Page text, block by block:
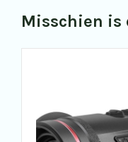
Misschien is